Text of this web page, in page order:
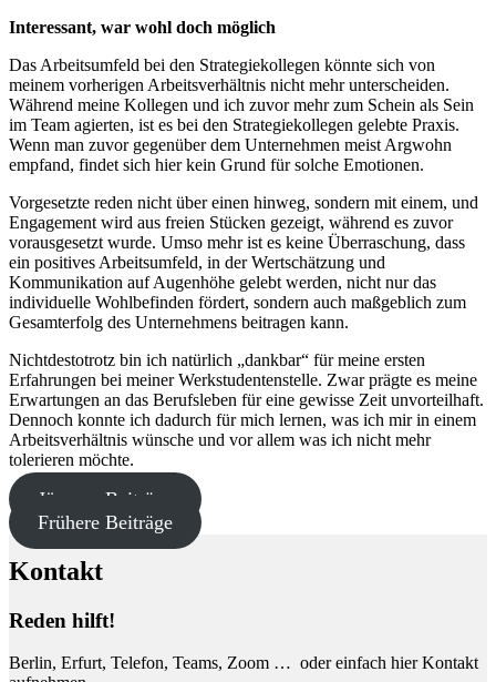
Interessant, war wohl doch möglich
Das Arbeitsumfeld bei den Strategiekollegen könnte sich von
meinem vorherigen Arbeitsverhältnis nicht mehr unterscheiden.
Während meine Kollegen und ich zuvor mehr zum Schein als Sein
im Team agierten, ist es bei den Strategiekollegen gelebte Praxis.
Wenn man zuvor gegenüber dem Unternehmen meist Argwohn
empfand, findet sich hier kein Grund für solche Emotionen.
Vorgesetzte reden nicht über einen hinweg, sondern mit einem, und
Engagement wird aus freien Stücken gezeigt, während es zuvor
vorausgesetzt wurde. Umso mehr ist es keine Überraschung, dass
ein positives Arbeitsumfeld, in der Wertschätzung und
Kommunikation auf Augenhöhe gelebt werden, nicht nur das
individuelle Wohlbefinden fördert, sondern auch maßgeblich zum
Gesamterfolg des Unternehmens beitragen kann.
Nichtdestotrotz bin ich natürlich „dankbar“ für meine ersten
Erfahrungen bei meiner Werkstudentenstelle. Zwar prägte es meine
Erwartungen an das Berufsleben für eine gewisse Zeit unvorteilhaft.
Dennoch konnte ich dadurch für mich lernen, was ich mir in einem
Arbeitsverhältnis wünsche und vor allem was ich nicht mehr
tolerieren möchte.
Jüngere Beiträge
Frühere Beiträge
Kontakt
Reden hilft!
Berlin, Erfurt, Telefon, Teams, Zoom … oder einfach hier Kontakt